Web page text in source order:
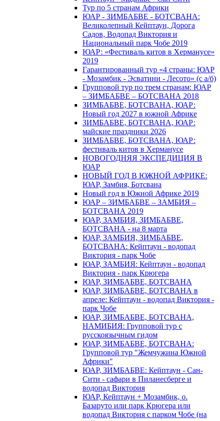
Тур по 5 странам Африки
ЮАР - ЗИМБАБВЕ - БОТСВАНА:
Великолепный Кейптаун, Дорога
Садов, Водопад Виктория и
Национальный парк Чобе 2019
ЮАР: «Фестиваль китов в Херманусе»
2019
Гарантированный тур «4 страны: ЮАР
- Мозамбик - Эсватини - Лесото» (с а/б)
Групповой тур по трем странам: ЮАР
– ЗИМБАБВЕ – БОТСВАНА 2018
ЗИМБАБВЕ, БОТСВАНА, ЮАР:
Новый год 2027 в южной Африке
ЗИМБАБВЕ, БОТСВАНА, ЮАР:
майские праздники 2026
ЗИМБАБВЕ, БОТСВАНА, ЮАР:
фестиваль китов в Херманусе
НОВОГОДНЯЯ ЭКСПЕДИЦИЯ В
ЮАР
НОВЫЙ ГОД В ЮЖНОЙ АФРИКЕ:
ЮАР, Замбия, Ботсвана
Новый год в Южной Африке 2019
ЮАР – ЗИМБАБВЕ – ЗАМБИЯ –
БОТСВАНА 2019
ЮАР, ЗАМБИЯ, ЗИМБАБВЕ,
БОТСВАНА - на 8 марта
ЮАР, ЗАМБИЯ, ЗИМБАБВЕ,
БОТСВАНА: Кейптаун - водопад
Виктория - парк Чобе
ЮАР, ЗАМБИЯ: Кейптаун - водопад
Виктория - парк Крюгера
ЮАР, ЗИМБАБВЕ, БОТСВАНА
ЮАР, ЗИМБАБВЕ, БОТСВАНА в
апреле: Кейптаун - водопад Виктория -
парк Чобе
ЮАР, ЗИМБАБВЕ, БОТСВАНА,
НАМИБИЯ: Групповой тур с
русскоязычным гидом
ЮАР, ЗИМБАБВЕ, БОТСВАНА:
Групповой тур "Жемчужина Южной
Африки"
ЮАР, ЗИМБАБВЕ: Кейптаун - Сан-
Сити - сафари в Пиланесберге и
водопад Виктория
ЮАР, Кейптаун + Мозамбик, о.
Базаруто или парк Крюгера или
водопад Виктория с парком Чобе (на